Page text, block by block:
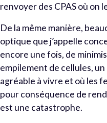
renvoyer des CPAS où on
De la même manière,
optique que j’appelle
encore une fois, de
empilement de cellules,
agréable à vivre et où les
pour conséquence de
est une catastrophe.